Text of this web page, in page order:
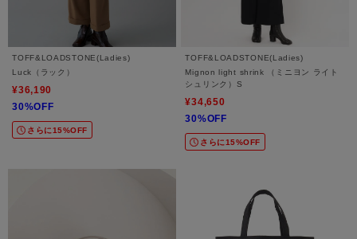
TOFF&LOADSTONE(Ladies)
Luck（ラック）
¥36,190
30%OFF
さらに15%OFF
TOFF&LOADSTONE(Ladies)
Mignon light shrink （ミニヨン ライト
シュリンク）S
¥34,650
30%OFF
さらに15%OFF